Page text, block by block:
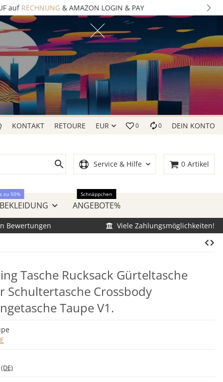
KONTAKT RETOURE EUR 0 0 DEIN KONTO
Service & Hilfe 0 Artikel
zu 50%
ANGEBOTE%
Schnäppchen
Bewertungen Viele Zahlungsmöglichkeiten!
Tasche Rucksack Gürteltasche
Schultertasche Crossbody
Taupe V1.
(DE)